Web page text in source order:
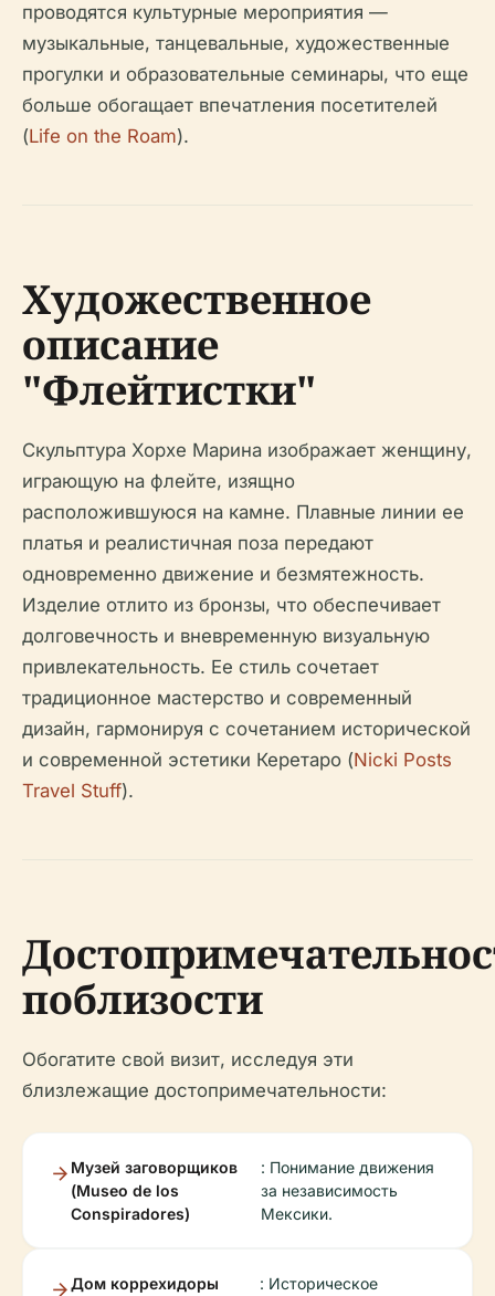
проводятся культурные мероприятия —
музыкальные, танцевальные, художественные
прогулки и образовательные семинары, что еще
больше обогащает впечатления посетителей
(Life on the Roam).
Художественное
описание
"Флейтистки"
Скульптура Хорхе Марина изображает женщину,
играющую на флейте, изящно
расположившуюся на камне. Плавные линии ее
платья и реалистичная поза передают
одновременно движение и безмятежность.
Изделие отлито из бронзы, что обеспечивает
долговечность и вневременную визуальную
привлекательность. Ее стиль сочетает
традиционное мастерство и современный
дизайн, гармонируя с сочетанием исторической
и современной эстетики Керетаро (Nicki Posts
Travel Stuff).
поблизости
Обогатите свой визит, исследуя эти
близлежащие достопримечательности:
Музей заговорщиков
(Museo de los
Conspiradores)
: Понимание движения
за независимость
Мексики.
Дом коррехидоры
: Историческое